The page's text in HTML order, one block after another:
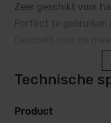
Zeer geschikt voor
Perfect te gebruiken
Gebruik van
Chloortabletten zijn
Technische
Product